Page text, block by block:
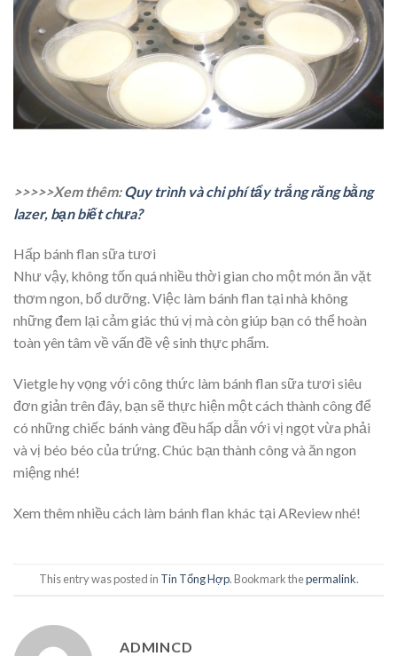
>>>>>Xem thêm:Quy trình và chi phí tẩy trắng răng bằng
lazer, bạn biết chưa?
Hấp bánh flan sữa tươi
Như vậy, không tốn quá nhiều thời gian cho một món ăn vặt
thơm ngon, bổ dưỡng. Việc làm bánh flan tại nhà không
những đem lại cảm giác thú vị mà còn giúp bạn có thể hoàn
toàn yên tâm về vấn đề vệ sinh thực phẩm.
Vietgle hy vọng với công thức làm bánh flan sữa tươi siêu
đơn giản trên đây, bạn sẽ thực hiện một cách thành công để
có những chiếc bánh vàng đều hấp dẫn với vị ngọt vừa phải
và vị béo béo của trứng. Chúc bạn thành công và ăn ngon
miệng nhé!
Xem thêm nhiều cách làm bánh flan khác tại AReview nhé!
This entry was posted in Tin Tổng Hợp. Bookmark thepermalink.
ADMINCD